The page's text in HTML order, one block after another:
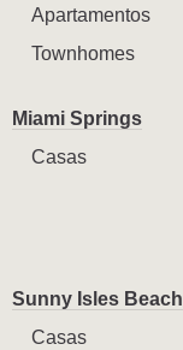
Apartamentos
Townhomes
Miami Springs
Casas
Sunny Isles Beach
Casas